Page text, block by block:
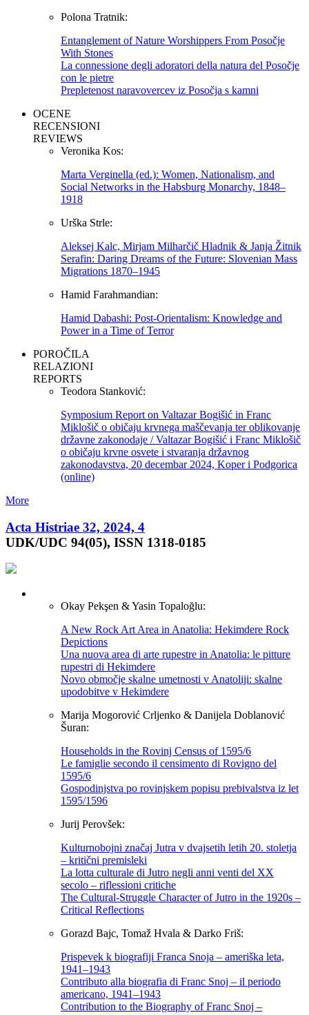
Polona Tratnik:
Entanglement of Nature Worshippers From Posočje
With Stones
La connessione degli adoratori della natura del Posočje
con le pietre
Prepletenost naravovercev iz Posočja s kamni
OCENE
RECENSIONI
REVIEWS
Veronika Kos:
Marta Verginella (ed.): Women, Nationalism, and
Social Networks in the Habsburg Monarchy, 1848–
1918
Urška Strle:
Aleksej Kalc, Mirjam Milharčič Hladnik & Janja Žitnik
Serafin: Daring Dreams of the Future: Slovenian Mass
Migrations 1870–1945
Hamid Farahmandian:
Hamid Dabashi: Post-Orientalism: Knowledge and
Power in a Time of Terror
POROČILA
RELAZIONI
REPORTS
Teodora Stanković:
Symposium Report on Valtazar Bogišić in Franc
Miklošič o običaju krvnega maščevanja ter oblikovanje
državne zakonodaje / Valtazar Bogišić i Franc Miklošič
o običaju krvne osvete i stvaranja državnog
zakonodavstva, 20 decembar 2024, Koper i Podgorica
(online)
More
Acta Histriae 32, 2024, 4
UDK/UDC 94(05), ISSN 1318-0185
Okay Pekşen & Yasin Topaloğlu:
A New Rock Art Area in Anatolia: Hekimdere Rock
Depictions
Una nuova area di arte rupestre in Anatolia: le pitture
rupestri di Hekimdere
Novo območje skalne umetnosti v Anatoliji: skalne
upodobitve v Hekimdere
Marija Mogorović Crljenko & Danijela Doblanović
Šuran:
Households in the Rovinj Census of 1595/6
Le famiglie secondo il censimento di Rovigno del
1595/6
Gospodinjstva po rovinjskem popisu prebivalstva iz let
1595/1596
Jurij Perovšek:
Kulturnobojni značaj Jutra v dvajsetih letih 20. stoletja
– kritični premisleki
La lotta culturale di Jutro negli anni venti del XX
secolo – riflessioni critiche
The Cultural-Struggle Character of Jutro in the 1920s –
Critical Reflections
Gorazd Bajc, Tomaž Hvala & Darko Friš:
Prispevek k biografiji Franca Snoja – ameriška leta,
1941–1943
Contributo alla biografia di Franc Snoj – il periodo
americano, 1941–1943
Contribution to the Biography of Franc Snoj –